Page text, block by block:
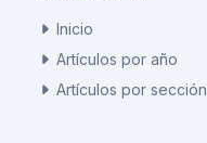
Inicio
Artículos por año
Artículos por sección